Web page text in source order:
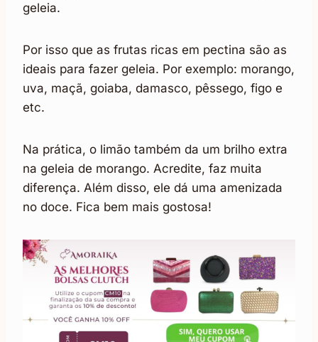
geleia.
Por isso que as frutas ricas em pectina são as
ideais para fazer geleia. Por exemplo: morango,
uva, maçã, goiaba, damasco, pêssego, figo e
etc.
Na prática, o limão também da um brilho extra
na geleia de morango. Acredite, faz muita
diferença. Além disso, ele dá uma amenizada
no doce. Fica bem mais gostosa!